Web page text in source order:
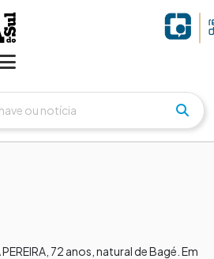
PEREIRA, 72 anos, natural de Bagé. Em